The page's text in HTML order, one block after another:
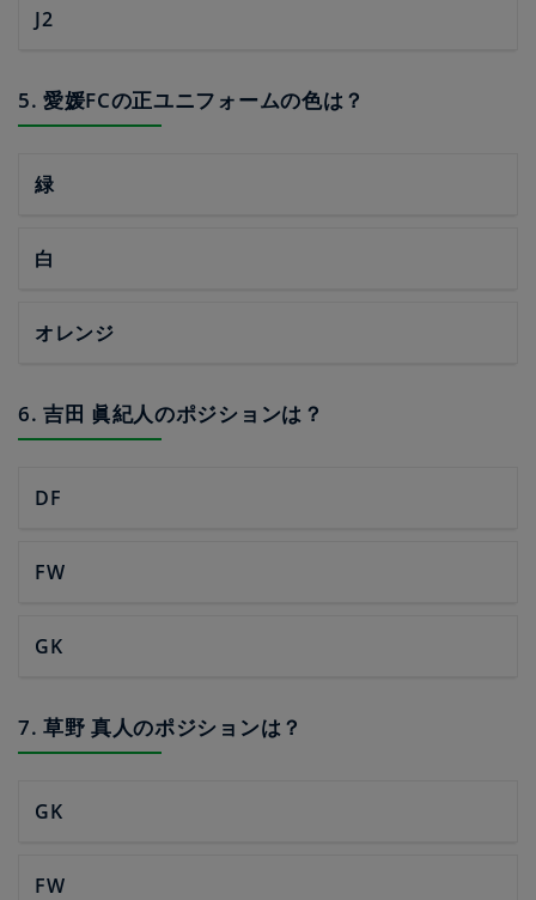
J2
5. 愛媛FCの正ユニフォームの色は？
緑
白
オレンジ
6. 吉田 眞紀人のポジションは？
DF
FW
GK
7. 草野 真人のポジションは？
GK
FW